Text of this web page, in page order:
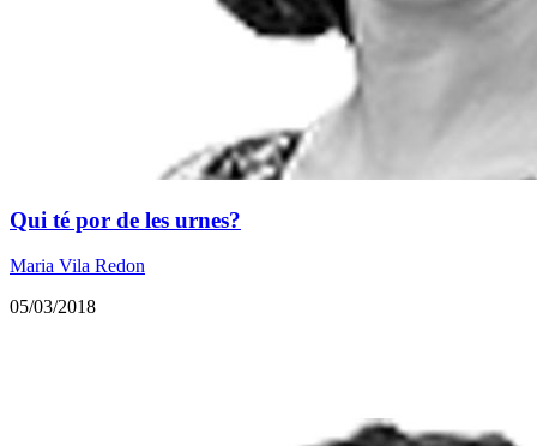
Qui té por de les urnes?
Maria Vila Redon
05/03/2018